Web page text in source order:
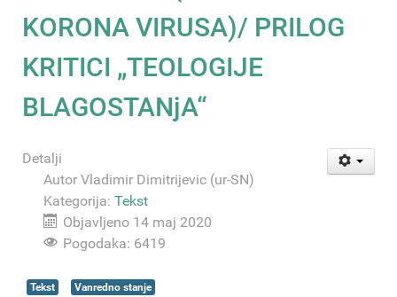
KORONA VIRUSA)/ PRILOG
KRITICI „TEOLOGIJE
BLAGOSTANjA“
Detalji
Autor Vladimir Dimitrijevic (ur-SN)
Kategorija: Tekst
Objavljeno 14 maj 2020
Pogodaka: 6419
Tekst Vanredno stanje